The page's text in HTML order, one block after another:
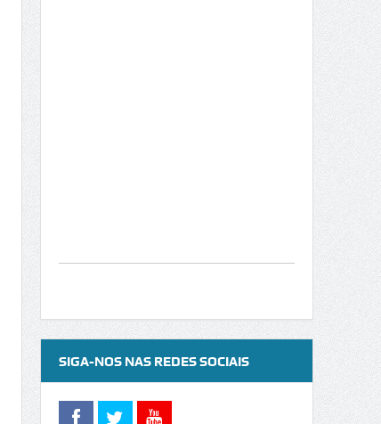
SIGA-NOS NAS REDES SOCIAIS